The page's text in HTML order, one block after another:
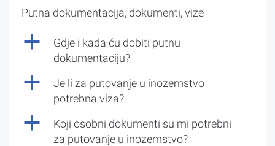
Putna dokumentacija, dokumenti, vize
a
Gdje i kada ću dobiti putnu
dokumentaciju?
a
Je li za putovanje u inozemstvo
potrebna viza?
a
Koji osobni dokumenti su mi potrebni
za putovanje u inozemstvo?